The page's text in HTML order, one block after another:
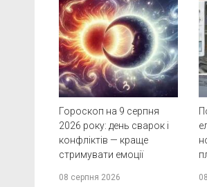
Гороскоп на 9 серпня
2026 року: день сварок і
конфліктів — краще
стримувати емоції
08 серпня 2026